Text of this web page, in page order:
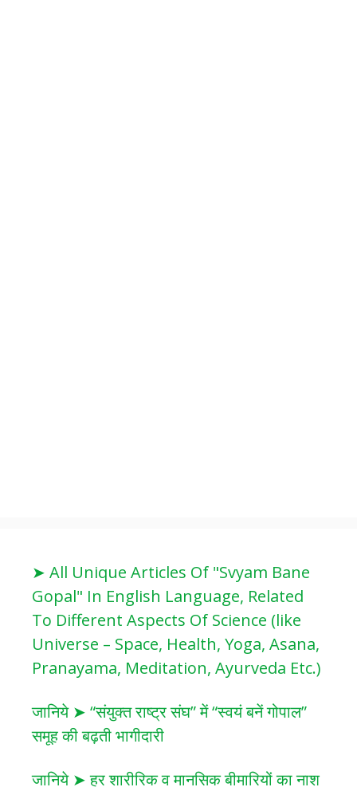
➤ All Unique Articles Of "Svyam Bane
Gopal" In English Language, Related
To Different Aspects Of Science (like
Universe – Space, Health, Yoga, Asana,
Pranayama, Meditation, Ayurveda Etc.)
जानिये ➤ “संयुक्त राष्ट्र संघ” में “स्वयं बनें गोपाल”
समूह की बढ़ती भागीदारी
जानिये ➤ हर शारीरिक व मानसिक बीमारियों का नाश